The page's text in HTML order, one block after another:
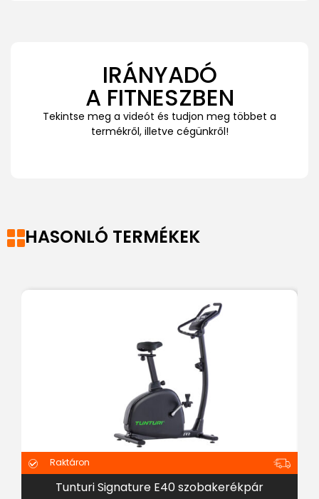
IRÁNYADÓ
A FITNESZBEN
Tekintse meg a videót és tudjon meg többet a
termékről, illetve cégünkről!
HASONLÓ TERMÉKEK
Raktáron
Tunturi Signature E40 szobakerékpár